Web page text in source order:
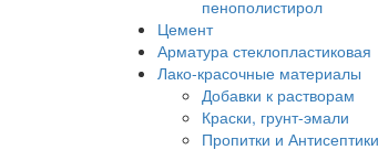
пенополистирол
Цемент
Арматура стеклопластиковая
Лако-красочные материалы
Добавки к растворам
Краски, грунт-эмали
Пропитки и Антисептики